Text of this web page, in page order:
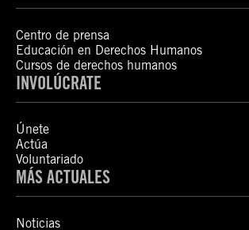
Centro de prensa
Educación en Derechos Humanos
Cursos de derechos humanos
INVOLÚCRATE
Únete
Actúa
Voluntariado
MÁS ACTUALES
Noticias